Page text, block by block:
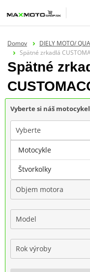
Domov DIELY MOTO/
Spätné zrkadlá
Spätné
Vyberte si náš
Vyberte
Značka
Objem motora
Model
Rok výroby
Motocykle
Štvorkolky